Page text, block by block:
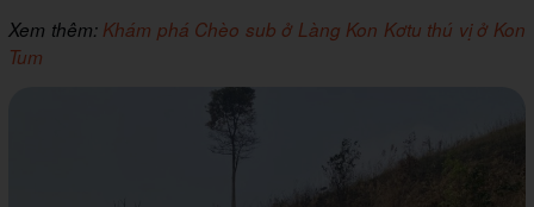
Xem thêm: Khám phá Chèo sub ở Làng Kon Kơtu thú vị ở Kon
Tum